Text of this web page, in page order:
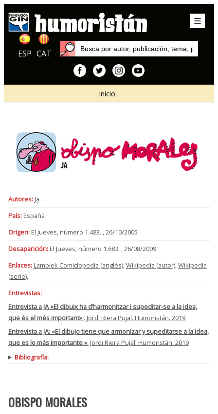
ESP CAT
Inicio
Series
Autores: Ja.
País:España
Origen:El Jueves, número 1.483. , 26/10/2005
Desaparición:El Jueves, número 1.683. , 26/08/2009
Enlaces: Lambiek Comiclopedia (anglès),Wikipedia (autor),Wikipedia
(serie),
Entrevistas:
Entrevista a JA «El dibuix ha d’harmonitzar i supeditar-se a la idea,
que és el més important»·. Jordi Riera Pujal. Humoristán. 2019
Entrevista a JA: «El dibujo tiene que armonizar y supeditarse a la idea,
que es lo más importante ». Jordi Riera Pujal. Humoristán. 2019
Bibliografía:
OBISPO MORALES